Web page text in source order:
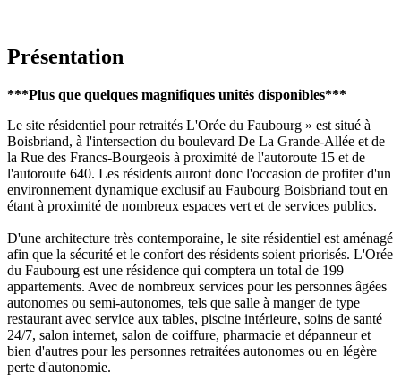
Présentation
***Plus que quelques magnifiques unités disponibles***
Le site résidentiel pour retraités L'Orée du Faubourg » est situé à
Boisbriand, à l'intersection du boulevard De La Grande-Allée et de
la Rue des Francs-Bourgeois à proximité de l'autoroute 15 et de
l'autoroute 640. Les résidents auront donc l'occasion de profiter d'un
environnement dynamique exclusif au Faubourg Boisbriand tout en
étant à proximité de nombreux espaces vert et de services publics.
D'une architecture très contemporaine, le site résidentiel est aménagé
afin que la sécurité et le confort des résidents soient priorisés. L'Orée
du Faubourg est une résidence qui comptera un total de 199
appartements. Avec de nombreux services pour les personnes âgées
autonomes ou semi-autonomes, tels que salle à manger de type
restaurant avec service aux tables, piscine intérieure, soins de santé
24/7, salon internet, salon de coiffure, pharmacie et dépanneur et
bien d'autres pour les personnes retraitées autonomes ou en légère
perte d'autonomie.